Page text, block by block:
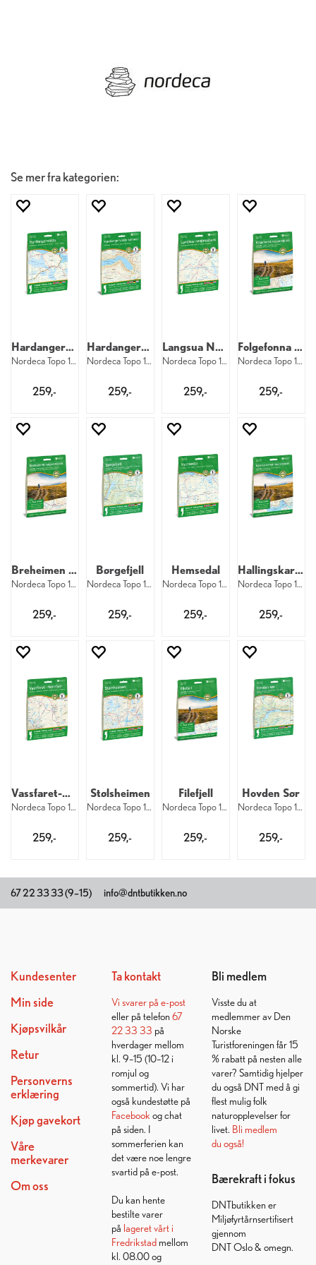
Se mer fra kategorien:
Hardangervidda
Nordeca Topo 1:50 000 3006
259,-
Hardangervidda sørvest
Nordeca Topo 1:50 000 3054
259,-
Langsua Nasjonalpark
Nordeca Topo 1:50 000 3002
259,-
Folgefonna Nasjonalpark
Nordeca Topo 1:50 000 3005
259,-
Breheimen Nasjonalpark
Nordeca Topo 1:50 000 3011
259,-
Børgefjell
Nordeca Topo 1:50 000 3031
259,-
Hemsedal
Nordeca Topo 1:50 000 3022
259,-
Hallingskarvet nasjonalpark
Nordeca Topo 1:50 000 3001
259,-
Vassfaret-Norefjell
Nordeca Topo 1:50 000 3014
259,-
Stølsheimen
Nordeca Topo 1:50 000 3012
259,-
Filefjell
Nordeca Topo 1:50 000 3013
259,-
Hovden Sør
Nordeca Topo 1:50 000 3046
259,-
67 22 33 33 (9–15) info@dntbutikken.no
Kundesenter
Min side
Kjøpsvilkår
Retur
Personverns
erklæring
Kjøp gavekort
Våre
merkevarer
Om oss
Ta kontakt
Vi svarer på e-post
eller på telefon 67
22 33 33 på
hverdager mellom
kl. 9–15 (10–12 i
romjul og
sommertid). Vi har
også kundestøtte på
Facebook og chat
på siden. I
sommerferien kan
det være noe lengre
svartid på e-post.
Du kan hente
bestilte varer
på lageret vårt i
Fredrikstadmellom
kl. 08.00 og
Bli medlem
Visste du at
medlemmer av Den
Norske
Turistforeningen får 15
% rabatt på nesten alle
varer? Samtidig hjelper
du også DNT med å gi
flest mulig folk
naturopplevelser for
livet. Bli medlem
du også!
Bærekraft i fokus
DNTbutikken er
Miljøfyrtårnsertifisert
gjennom
DNT Oslo & omegn.